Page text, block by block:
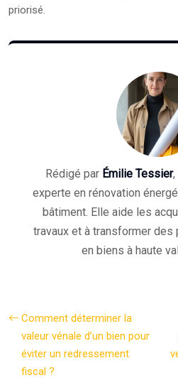
priorisé.
Rédigé par Émilie Tessier
experte en rénovation
bâtiment. Elle aide les
travaux et à transformer
en biens à haute
Comment déterminer la
valeur vénale d’un bien pour
éviter un redressement
fiscal ?